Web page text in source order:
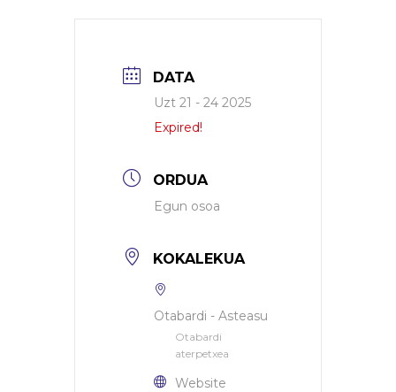
DATA
Uzt 21 - 24 2025
Expired!
ORDUA
Egun osoa
KOKALEKUA
Otabardi - Asteasu
Otabardi
aterpetxea
Website